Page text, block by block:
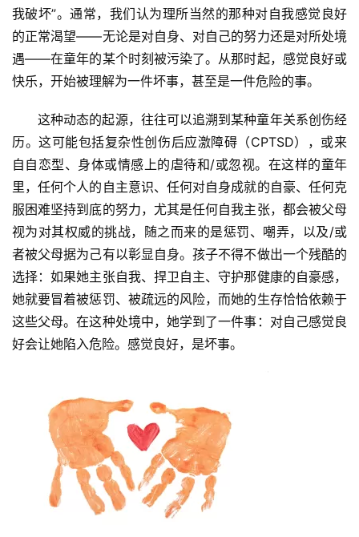
我破坏”。通常，我们认为理所当然的那种对自我感觉良好
的正常渴望——无论是对自身、对自己的努力还是对所处境
遇——在童年的某个时刻被污染了。从那时起，感觉良好或
快乐，开始被理解为一件坏事，甚至是一件危险的事。
这种动态的起源，往往可以追溯到某种童年关系创伤经
历。这可能包括复杂性创伤后应激障碍（CPTSD），或来
自自恋型、身体或情感上的虐待和/或忽视。在这样的童年
里，任何个人的自主意识、任何对自身成就的自豪、任何克
服困难坚持到底的努力，尤其是任何自我主张，都会被父母
视为对其权威的挑战，随之而来的是惩罚、嘲弄，以及/或
者被父母据为己有以彰显自身。孩子不得不做出一个残酷的
选择：如果她主张自我、捍卫自主、守护那健康的自豪感，
她就要冒着被惩罚、被疏远的风险，而她的生存恰恰依赖于
这些父母。在这种处境中，她学到了一件事：对自己感觉良
好会让她陷入危险。感觉良好，是坏事。